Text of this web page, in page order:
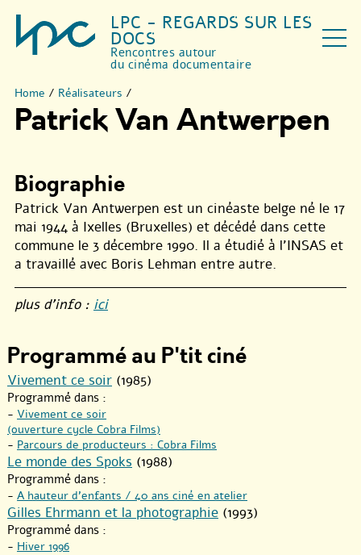
LPC - REGARDS SUR LES
DOCS
Rencontres autour
du cinéma documentaire
Home / Réalisateurs /
Patrick Van Antwerpen
Biographie
Patrick Van Antwerpen est un cinéaste belge né le 17
mai 1944 à Ixelles (Bruxelles) et décédé dans cette
commune le 3 décembre 1990. Il a étudié à l’INSAS et
a travaillé avec Boris Lehman entre autre.
plus d’info : ici
Programmé au P'tit ciné
Vivement ce soir (1985)
Programmé dans :
- Vivement ce soir
(ouverture cycle Cobra Films)
- Parcours de producteurs : Cobra Films
Le monde des Spoks (1988)
Programmé dans :
- A hauteur d’enfants / 40 ans ciné en atelier
Gilles Ehrmann et la photographie (1993)
Programmé dans :
- Hiver 1996